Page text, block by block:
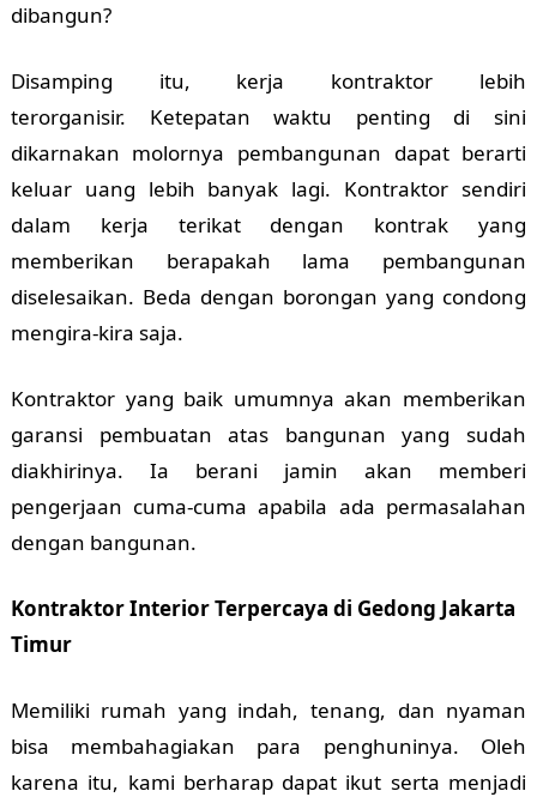
dibangun?
Disamping itu, kerja kontraktor lebih
terorganisir. Ketepatan waktu penting di sini
dikarnakan molornya pembangunan dapat berarti
keluar uang lebih banyak lagi. Kontraktor sendiri
dalam kerja terikat dengan kontrak yang
memberikan berapakah lama pembangunan
diselesaikan. Beda dengan borongan yang condong
mengira-kira saja.
Kontraktor yang baik umumnya akan memberikan
garansi pembuatan atas bangunan yang sudah
diakhirinya. Ia berani jamin akan memberi
pengerjaan cuma-cuma apabila ada permasalahan
dengan bangunan.
Kontraktor Interior Terpercaya di Gedong Jakarta
Timur
Memiliki rumah yang indah, tenang, dan nyaman
bisa membahagiakan para penghuninya. Oleh
karena itu, kami berharap dapat ikut serta menjadi